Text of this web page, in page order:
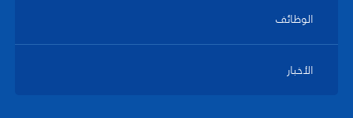
الوظائف
الأخبار